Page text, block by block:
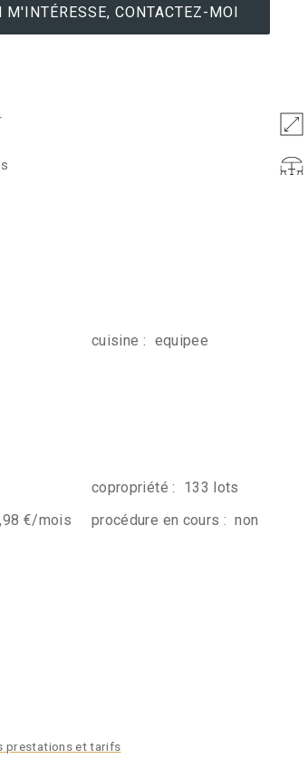
M'INTÉRESSE, CONTACTEZ-MOI
cuisine : equipee
copropriété :
133 lots
€/mois procédure en cours : non
prestations et tarifs